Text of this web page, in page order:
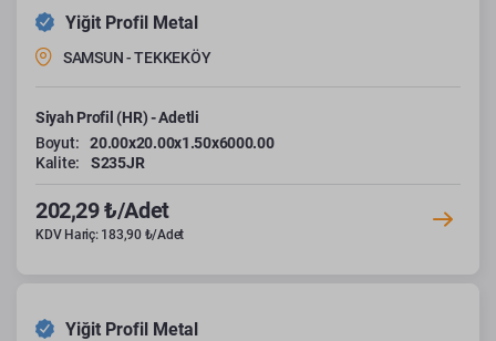
Yiğit Profil Metal
SAMSUN - TEKKEKÖY
Siyah Profil (HR) - Adetli
Boyut:
20.00x20.00x1.50x6000.00
Kalite:
S235JR
202,29 ₺/Adet
KDV Hariç: 183,90 ₺/Adet
Yiğit Profil Metal